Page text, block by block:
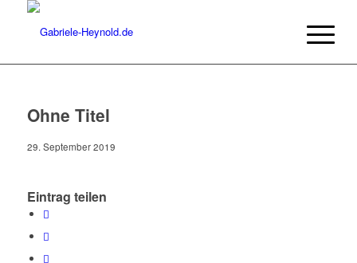
Ohne Titel
29. September 2019
Eintrag teilen